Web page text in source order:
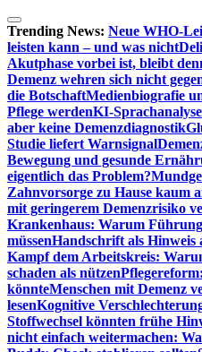
Zum
Inhalt
springen
Trending News: Neue WHO-
leisten kann – und was nicht
Akutphase vorbei ist, bleibt
Demenz wehren sich nicht
die BotschaftMedienbiografie
Pflege werdenKI-
aber keine Demenzdiagnostik
Studie liefert Warnsignal
Bewegung und gesunde
eigentlich das Problem?
Zahnvorsorge zu Hause kaum
mit geringerem Demenzrisiko
Krankenhaus: Warum
müssenHandschrift als Hinweis
Kampf dem Arbeitskreis:
schaden als nützen
könnteMenschen mit Demenz
lesenKognitive
Stoffwechsel könnten frühe
nicht einfach weitermachen: